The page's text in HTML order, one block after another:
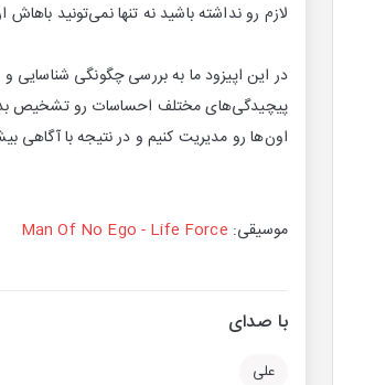
لازم رو نداشته باشید نه تنها نمی‌تونید باهاش
در این اپیزود ما به بررسی چگونگی
پیچیدگی‌های مختلف احساسات رو تشخیص بدیم،
اون‌ها رو مدیریت کنیم و در نتیجه با آگاهی
موسیقی: Man Of No Ego - Life Force
با صدای
علی